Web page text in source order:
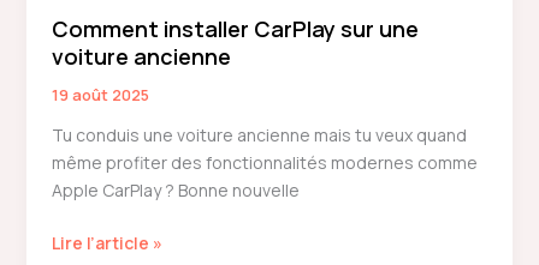
Comment installer CarPlay sur une
voiture ancienne
19 août 2025
Tu conduis une voiture ancienne mais tu veux quand
même profiter des fonctionnalités modernes comme
Apple CarPlay ? Bonne nouvelle
Comment
Lire l’article »